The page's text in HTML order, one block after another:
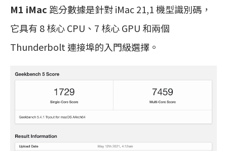
M1 iMac 跑分數據是針對 iMac 21,1 機型識別碼，
它具有 8 核心 CPU、7 核心 GPU 和兩個
Thunderbolt 連接埠的入門級選擇。